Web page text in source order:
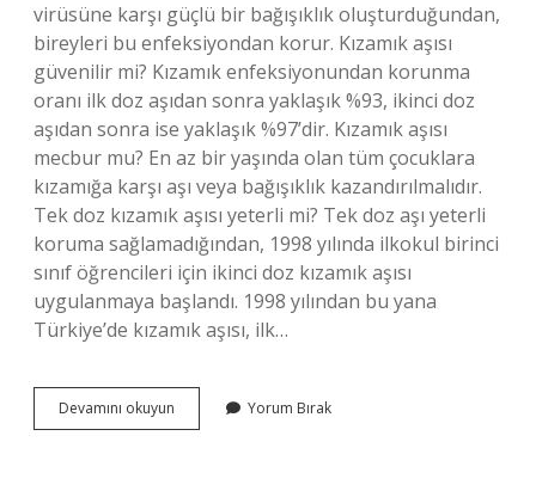
virüsüne karşı güçlü bir bağışıklık oluşturduğundan,
bireyleri bu enfeksiyondan korur. Kızamık aşısı
güvenilir mi? Kızamık enfeksiyonundan korunma
oranı ilk doz aşıdan sonra yaklaşık %93, ikinci doz
aşıdan sonra ise yaklaşık %97’dir. Kızamık aşısı
mecbur mu? En az bir yaşında olan tüm çocuklara
kızamığa karşı aşı veya bağışıklık kazandırılmalıdır.
Tek doz kızamık aşısı yeterli mi? Tek doz aşı yeterli
koruma sağlamadığından, 1998 yılında ilkokul birinci
sınıf öğrencileri için ikinci doz kızamık aşısı
uygulanmaya başlandı. 1998 yılından bu yana
Türkiye’de kızamık aşısı, ilk…
Devamını okuyun
Aşı
Yorum Bırak